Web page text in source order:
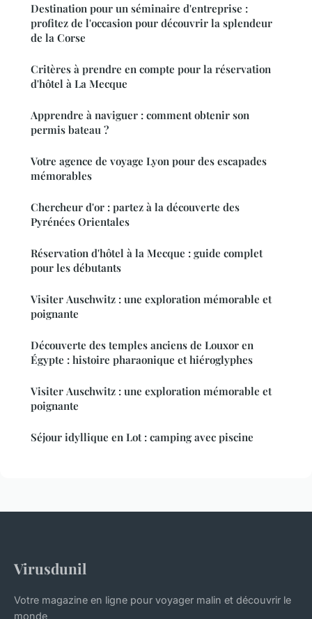
Destination pour un séminaire d'entreprise :
profitez de l'occasion pour découvrir la splendeur
de la Corse
Critères à prendre en compte pour la réservation
d'hôtel à La Mecque
Apprendre à naviguer : comment obtenir son
permis bateau ?
Votre agence de voyage Lyon pour des escapades
mémorables
Chercheur d'or : partez à la découverte des
Pyrénées Orientales
Réservation d'hôtel à la Mecque : guide complet
pour les débutants
Visiter Auschwitz : une exploration mémorable et
poignante
Découverte des temples anciens de Louxor en
Égypte : histoire pharaonique et hiéroglyphes
Visiter Auschwitz : une exploration mémorable et
poignante
Séjour idyllique en Lot : camping avec piscine
Virusdunil
Votre magazine en ligne pour voyager malin et découvrir le
monde